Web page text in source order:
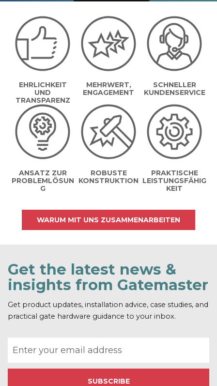
EHRLICHKEIT
UND
TRANSPARENZ
MEHRWERT,
ENGAGEMENT
SCHNELLER
KUNDENSERVICE
ANSATZ ZUR
PROBLEMLÖSUN
G
ROBUSTE
KONSTRUKTION
PRAKTISCHE
LEISTUNGSFÄHIG
KEIT
WARUM MIT UNS ZUSAMMENARBEITEN
Get the latest news &
insights from Gatemaster
Get product updates, installation advice, case studies, and
practical gate hardware guidance to your inbox.